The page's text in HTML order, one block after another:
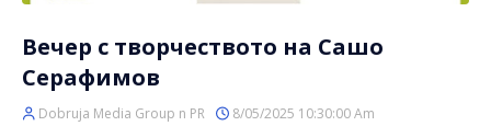
Вечер с творчеството на Сашо
Серафимов
Dobruja Media Group n PR 8/05/2025 10:30:00 Am